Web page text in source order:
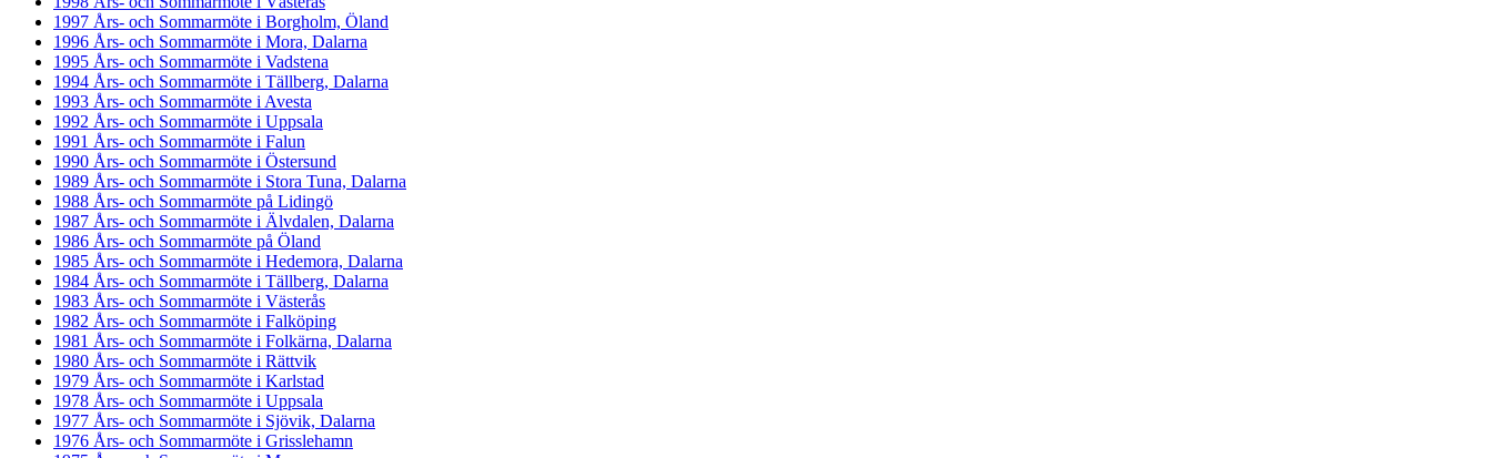
1997 Års- och Sommarmöte i Borgholm, Öland
1996 Års- och Sommarmöte i Mora, Dalarna
1995 Års- och Sommarmöte i Vadstena
1994 Års- och Sommarmöte i Tällberg, Dalarna
1993 Års- och Sommarmöte i Avesta
1992 Års- och Sommarmöte i Uppsala
1991 Års- och Sommarmöte i Falun
1990 Års- och Sommarmöte i Östersund
1989 Års- och Sommarmöte i Stora Tuna, Dalarna
1988 Års- och Sommarmöte på Lidingö
1987 Års- och Sommarmöte i Älvdalen, Dalarna
1986 Års- och Sommarmöte på Öland
1985 Års- och Sommarmöte i Hedemora, Dalarna
1984 Års- och Sommarmöte i Tällberg, Dalarna
1983 Års- och Sommarmöte i Västerås
1982 Års- och Sommarmöte i Falköping
1981 Års- och Sommarmöte i Folkärna, Dalarna
1980 Års- och Sommarmöte i Rättvik
1979 Års- och Sommarmöte i Karlstad
1978 Års- och Sommarmöte i Uppsala
1977 Års- och Sommarmöte i Sjövik, Dalarna
1976 Års- och Sommarmöte i Grisslehamn